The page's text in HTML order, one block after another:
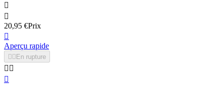
Imperméabilisant tissus / tapis / moquettes
Imperméabilisant textile, tissu, capote de cabriolet Protège des UV,
décoloration, saleté, eau... Disponible en 120ml et 400ml




